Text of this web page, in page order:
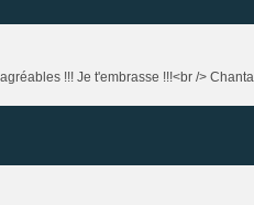
!!! Je t'embrasse !!!<br />